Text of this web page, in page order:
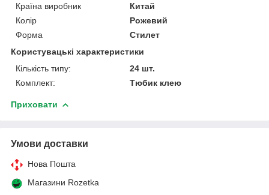
Країна виробник
Китай
Колір
Рожевий
Форма
Стилет
Користувацькі характеристики
Кількість типу:
24 шт.
Комплект:
Тюбик клею
Приховати
Умови доставки
Нова Пошта
Магазини Rozetka